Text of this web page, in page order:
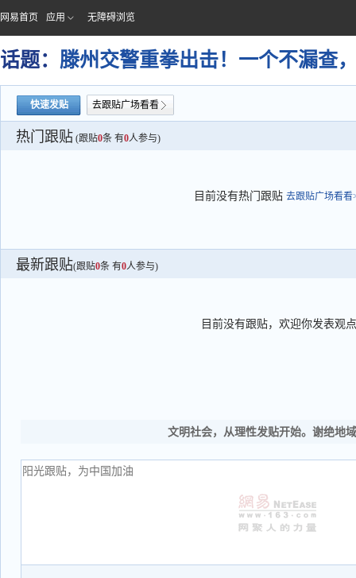
网易首页 应用 无障碍浏览
话题： 滕州交警重拳出击！一个不漏查
快速发贴 去跟贴广场看看
热门跟贴 (跟贴0条 有0人参与)
目前没有热门跟贴 去跟贴广场看看
最新跟贴(跟贴0条 有0人参与)
目前没有跟贴，欢迎你发表观点
文明社会，从理性发贴开始。谢绝地